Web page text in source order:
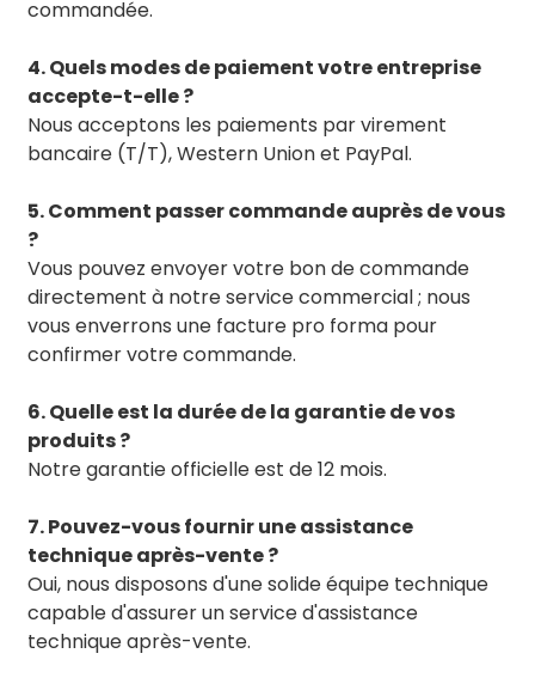
commandée.
4. Quels modes de paiement votre entreprise
accepte-t-elle ?
Nous acceptons les paiements par virement
bancaire (T/T), Western Union et PayPal.
5. Comment passer commande auprès de vous
?
Vous pouvez envoyer votre bon de commande
directement à notre service commercial ; nous
vous enverrons une facture pro forma pour
confirmer votre commande.
6. Quelle est la durée de la garantie de vos
produits ?
Notre garantie officielle est de 12 mois.
7. Pouvez-vous fournir une assistance
technique après-vente ?
Oui, nous disposons d'une solide équipe technique
capable d'assurer un service d'assistance
technique après-vente.